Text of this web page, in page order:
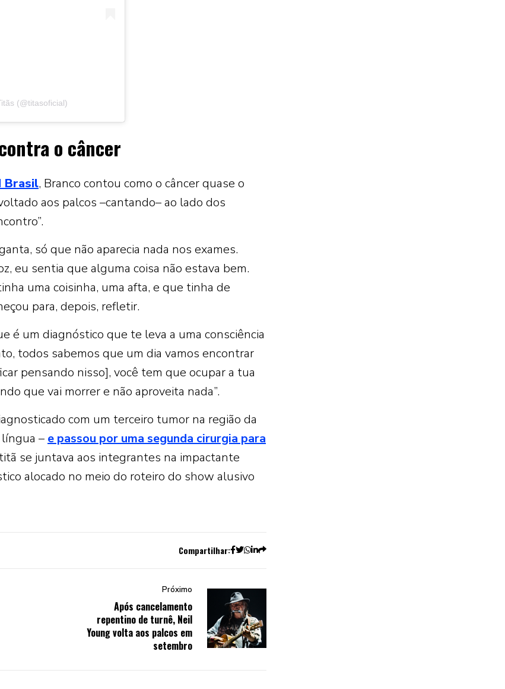
(@titasoficial)
o câncer
Brasil, Branco contou como o câncer quase o
aos palcos –cantando– ao lado dos
só que não aparecia nada nos exames.
eu sentia que alguma coisa não estava bem.
uma coisinha, uma afta, e que tinha de
para, depois, refletir.
é um diagnóstico que te leva a uma consciência
todos sabemos que um dia vamos encontrar
pensando nisso], você tem que ocupar a tua
que vai morrer e não aproveita nada”.
com um terceiro tumor na região da
– e passou por uma segunda cirurgia para
se juntava aos integrantes na impactante
alocado no meio do roteiro do show alusivo
Compartilhar:
Próximo
Após cancelamento
repentino de turnê, Neil
Young volta aos palcos em
setembro